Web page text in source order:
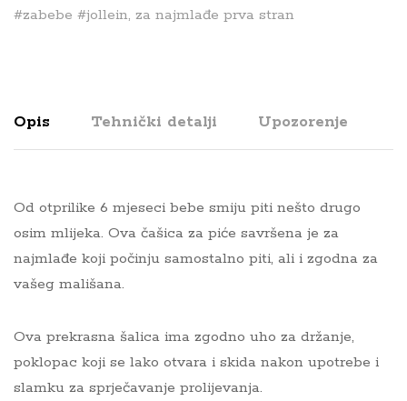
#zabebe #jollein, za najmlađe prva stran
Opis Tehnički detalji Upozorenje
Od otprilike 6 mjeseci bebe smiju piti nešto drugo
osim mlijeka. Ova čašica za piće savršena je za
najmlađe koji počinju samostalno piti, ali i zgodna za
vašeg mališana.
Ova prekrasna šalica ima zgodno uho za držanje,
poklopac koji se lako otvara i skida nakon upotrebe i
slamku za sprječavanje prolijevanja.